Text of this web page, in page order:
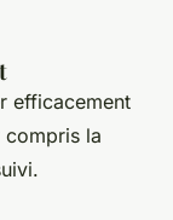
efficacement
compris la